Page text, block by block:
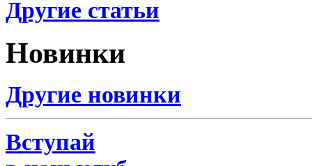
Другие статьи
Новинки
Другие новинки
Вступай